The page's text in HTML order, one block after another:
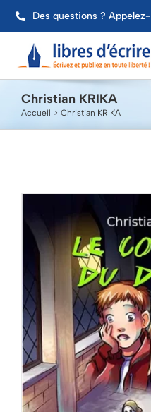
Passer
contenu
Des questions ? Appelez-
Aide
Impression
Mon compte
Mon panier
Christian KRIKA
Accueil Christian KRIKA